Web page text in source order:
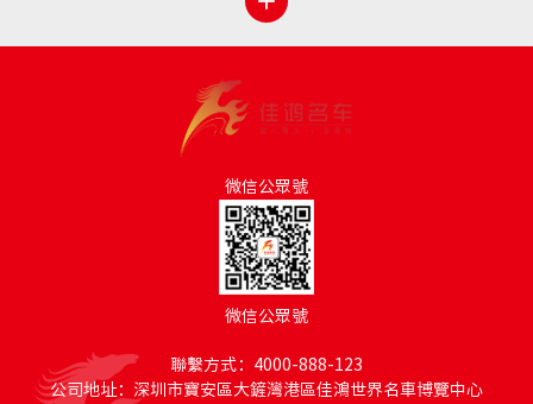
微信公眾號
微信公眾號
聯繫方式：4000-888-123
公司地址：深圳市寶安區大鏟灣港區佳鴻世界名車博覽中心